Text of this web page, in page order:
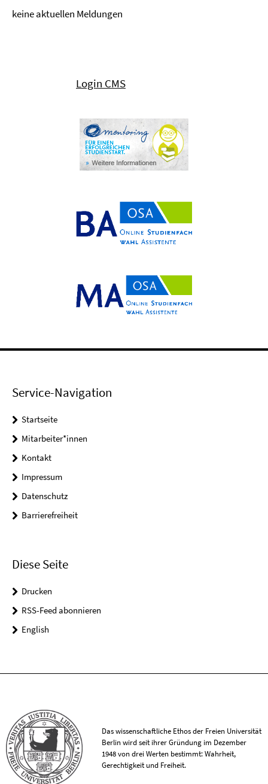
keine aktuellen Meldungen
Login CMS
Service-Navigation
Startseite
Mitarbeiter*innen
Kontakt
Impressum
Datenschutz
Barrierefreiheit
Diese Seite
Drucken
RSS-Feed abonnieren
English
Das wissenschaftliche Ethos der Freien Universität
Berlin wird seit ihrer Gründung im Dezember
1948 von drei Werten bestimmt: Wahrheit,
Gerechtigkeit und Freiheit.